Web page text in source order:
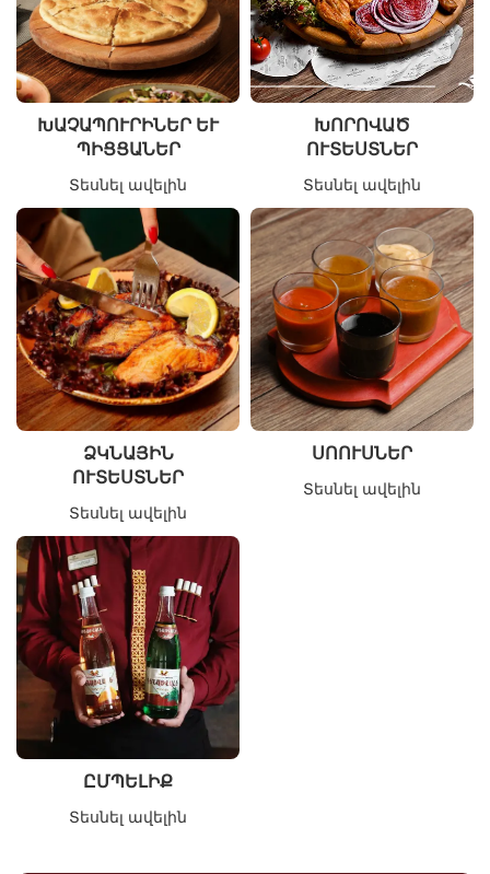
ԽԱՉԱՊՈՒՐԻՆԵՐ ԵՒ Պ
ԻՑՑԱՆԵՐ
Տեսնել ավելին
ԽՈՐՈՎԱԾ
ՈՒՏԵՍՏՆԵՐ
Տեսնել ավելին
ՁԿՆԱՅԻՆ
ՈՒՏԵՍՏՆԵՐ
Տեսնել ավելին
ՍՈՈՒՍՆԵՐ
Տեսնել ավելին
ԸՄՊԵԼԻՔ
Տեսնել ավելին